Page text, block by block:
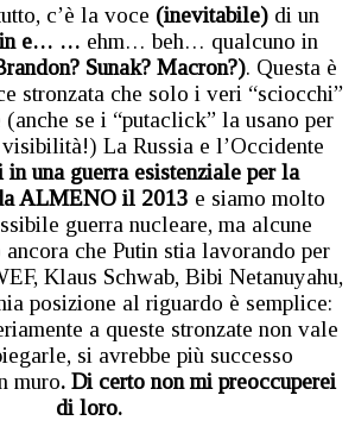
c’è la voce (inevitabile)di un
e… … ehm… beh… qualcuno in
Sunak? Macron?). Questa è
stronzata che solo i veri “sciocchi”
se i “putaclick” la usano per
La Russia e l’Occidente
in una guerra esistenziale per la
ALMENO il 2013 e siamo molto
guerra nucleare, ma alcune
ancora che Putin stia lavorando per
Klaus Schwab, Bibi Netanuyahu,
posizione al riguardo è semplice:
a queste stronzate non vale
si avrebbe più successo
muro. Di certo non mi preoccuperei
di loro.